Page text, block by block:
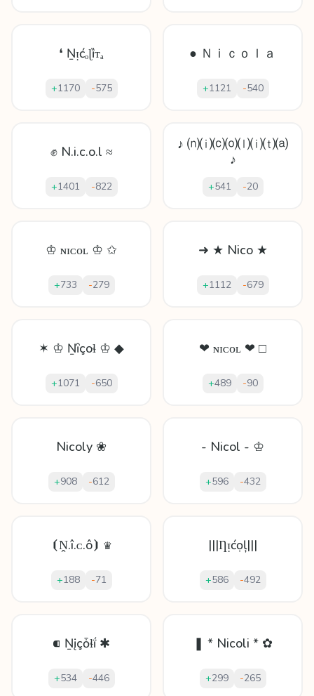
❛ Ṉᴉćₒɭȉᴛₐ
+1170 -575
● Ｎｉｃｏｌａ
+1121 -540
✊ N.i.c.o.l ≈
+1401 -822
♪ ⒩⒤⒞⒪⒧⒤⒯⒜
♪
+541 -20
♔ ɴɪᴄᴏʟ ♔ ✩
+733 -279
➜ ★ Nico ★
+1112 -679
✶ ♔ Ṉȋçoɬ ♔ ◆
+1071 -650
❤ ɴɪᴄᴏʟ ❤ □
+489 -90
Nicoly ❀
+908 -612
- Nicol - ♔
+596 -432
⦗Ṋ.î.ᴄ.ô⦘ ♛
+188 -71
|||Ƞᴉćọļ|||
+586 -492
⁌ Ṉįçȱɬḯ ✱
+534 -446
❚ * Nicoli * ✿
+299 -265